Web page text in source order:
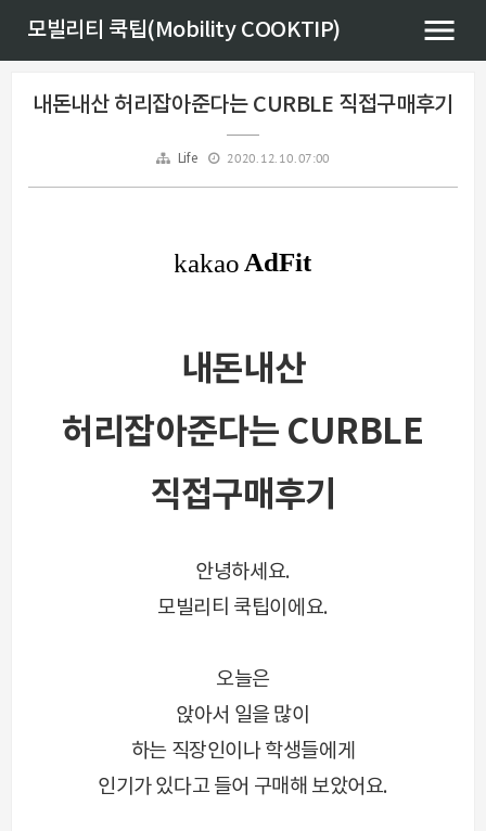
모빌리티 쿡팁(Mobility COOKTIP)
내돈내산 허리잡아준다는 CURBLE 직접구매후기
Life 2020. 12. 10. 07:00
내돈내산
허리잡아준다는 CURBLE
직접구매후기
안녕하세요.
모빌리티 쿡팁이에요.
오늘은
앉아서 일을 많이
하는 직장인이나 학생들에게
인기가 있다고 들어 구매해 보았어요.